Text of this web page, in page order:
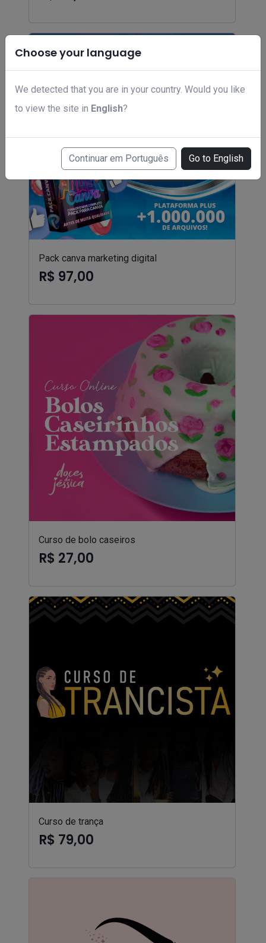
Choose your language
We detected that you are in your country. Would you like
to view the site in English?
Continuar em Português Go to English
Pack canva marketing digital
R$ 97,00
Curso de bolo caseiros
R$ 27,00
Curso de trança
R$ 79,00